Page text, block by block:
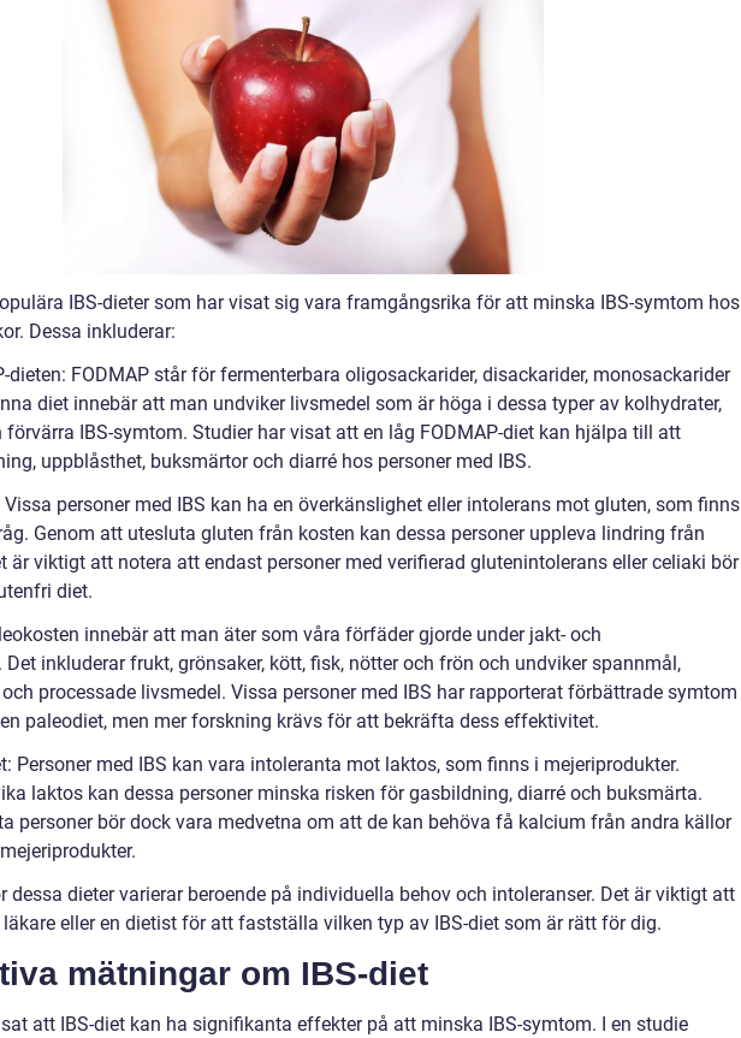
IBS-dieter som har visat sig vara framgångsrika för att minska IBS-symtom hos
Dessa inkluderar:
dieten: FODMAP står för fermenterbara oligosackarider, disackarider, monosackarider
diet innebär att man undviker livsmedel som är höga i dessa typer av kolhydrater,
förvärra IBS-symtom. Studier har visat att en låg FODMAP-diet kan hjälpa till att
uppblåsthet, buksmärtor och diarré hos personer med IBS.
personer med IBS kan ha en överkänslighet eller intolerans mot gluten, som finns
Genom att utesluta gluten från kosten kan dessa personer uppleva lindring från
är viktigt att notera att endast personer med verifierad glutenintolerans eller celiaki bör
diet.
innebär att man äter som våra förfäder gjorde under jakt- och
inkluderar frukt, grönsaker, kött, fisk, nötter och frön och undviker spannmål,
processade livsmedel. Vissa personer med IBS har rapporterat förbättrade symtom
paleodiet, men mer forskning krävs för att bekräfta dess effektivitet.
Personer med IBS kan vara intoleranta mot laktos, som finns i mejeriprodukter.
laktos kan dessa personer minska risken för gasbildning, diarré och buksmärta.
personer bör dock vara medvetna om att de kan behöva få kalcium från andra källor
dessa dieter varierar beroende på individuella behov och intoleranser. Det är viktigt att
eller en dietist för att fastställa vilken typ av IBS-diet som är rätt för dig.
mätningar om IBS-diet
att IBS-diet kan ha signifikanta effekter på att minska IBS-symtom. I en studie